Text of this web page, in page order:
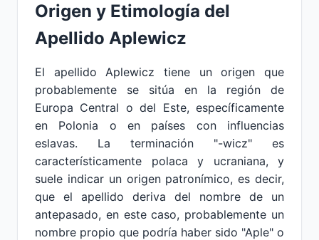
Origen y Etimología del
Apellido Aplewicz
El apellido Aplewicz tiene un origen que
probablemente se sitúa en la región de
Europa Central o del Este, específicamente
en Polonia o en países con influencias
eslavas. La terminación "-wicz" es
característicamente polaca y ucraniana, y
suele indicar un origen patronímico, es decir,
que el apellido deriva del nombre de un
antepasado, en este caso, probablemente un
nombre propio que podría haber sido "Aple" o